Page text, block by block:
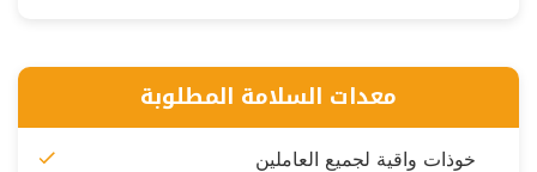
معدات السلامة المطلوبة
خوذات واقية لجميع العاملين